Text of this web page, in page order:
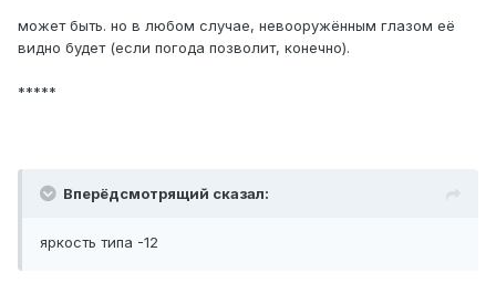
может быть. но в любом случае, невооружённым глазом её
видно будет (если погода позволит, конечно).
*****
Вперёдсмотрящий сказал:
яркость типа -12